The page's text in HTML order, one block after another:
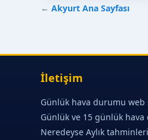
← Akyurt Ana Sayfası
İletişim
Günlük hava durumu web
Günlük ve 15 günlük
Neredeyse Aylık